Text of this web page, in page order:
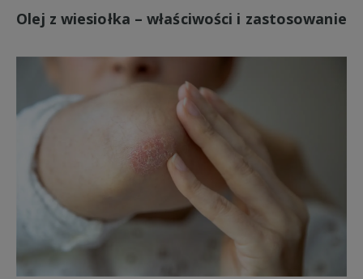
Olej z wiesiołka – właściwości i zastosowanie